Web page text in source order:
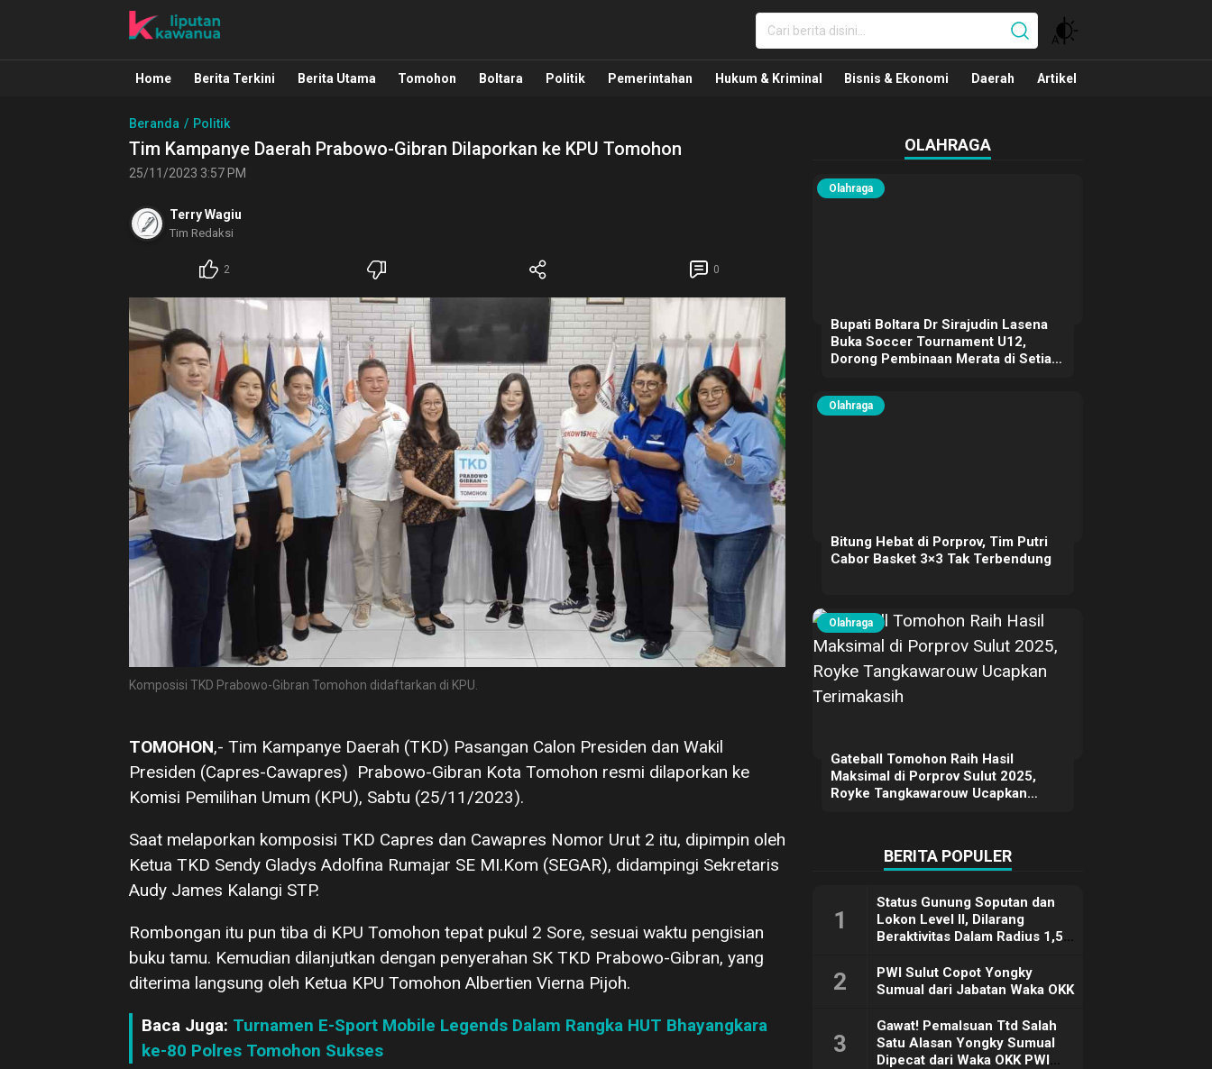
Liputan Kawanua
Berita Manado, Sulawesi Utara, Kawanua, Politik, Pemerintahan, Hukum Kriminal dan Nasional
Home Berita Terkini Berita Utama Tomohon Boltara Politik Pemerintahan Hukum & Kriminal Bisnis & Ekonomi Daerah Artikel
Beranda Politik
Tim Kampanye Daerah Prabowo-Gibran Dilaporkan ke KPU Tomohon
25/11/2023 3:57 PM
Terry Wagiu
Tim Redaksi
2 0
Komposisi TKD Prabowo-Gibran Tomohon didaftarkan di KPU.
TOMOHON,- Tim Kampanye Daerah (TKD) Pasangan Calon Presiden dan Wakil
Presiden (Capres-Cawapres) Prabowo-Gibran Kota Tomohon resmi dilaporkan ke
Komisi Pemilihan Umum (KPU), Sabtu (25/11/2023).
Saat melaporkan komposisi TKD Capres dan Cawapres Nomor Urut 2 itu, dipimpin oleh
Ketua TKD Sendy Gladys Adolfina Rumajar SE MI.Kom (SEGAR), didampingi Sekretaris
Audy James Kalangi STP.
Rombongan itu pun tiba di KPU Tomohon tepat pukul 2 Sore, sesuai waktu pengisian
buku tamu. Kemudian dilanjutkan dengan penyerahan SK TKD Prabowo-Gibran, yang
diterima langsung oleh Ketua KPU Tomohon Albertien Vierna Pijoh.
Baca Juga: Turnamen E-Sport Mobile Legends Dalam Rangka HUT Bhayangkara
ke-80 Polres Tomohon Sukses
OLAHRAGA
Olahraga
Bupati Boltara Dr Sirajudin Lasena
Buka Soccer Tournament U12,
Dorong Pembinaan Merata di Setiap
Olahraga
Bitung Hebat di Porprov, Tim Putri
Cabor Basket 3×3 Tak Terbendung
Olahraga
Gateball Tomohon Raih Hasil
Maksimal di Porprov Sulut 2025,
Royke Tangkawarouw Ucapkan
BERITA POPULER
1
Status Gunung Soputan dan
Lokon Level II, Dilarang
Beraktivitas Dalam Radius 1,5
2
PWI Sulut Copot Yongky
Sumual dari Jabatan Waka OKK
3
Gawat! Pemalsuan Ttd Salah
Satu Alasan Yongky Sumual
Dipecat dari Waka OKK PWI